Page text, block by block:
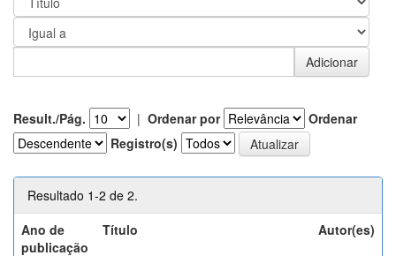
Result./Pág. | Ordenar por
Ordenar
Registro(s)
Resultado 1-2 de 2.
Ano de
publicação
Título Autor(es)